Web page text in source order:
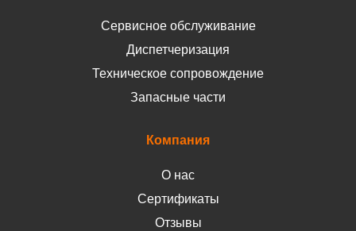
Сервисное обслуживание
Диспетчеризация
Техническое сопровождение
Запасные части
Компания
О нас
Сертификаты
Отзывы